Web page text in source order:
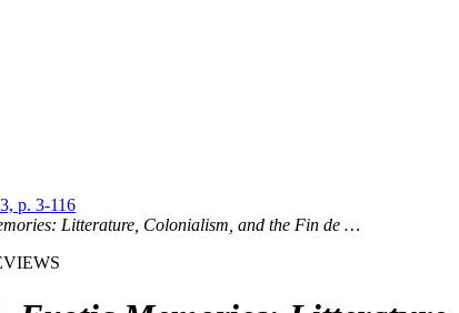
p. 3-116
Litterature, Colonialism, and the Fin de …